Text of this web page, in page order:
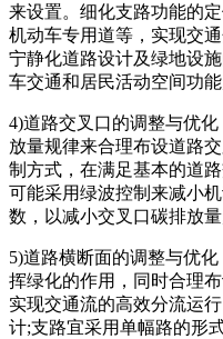
来设置。细化支路功能的
机动车专用道等，实现交
宁静化道路设计及绿地设
车交通和居民活动空间功
4)道路交叉口的调整与优
放量规律来合理布设道路
制方式，在满足基本的道
可能采用绿波控制来减小
数，以减小交叉口碳排放
5)道路横断面的调整与优
挥绿化的作用，同时合理
实现交通流的高效分流运
计;支路宜采用单幅路的形